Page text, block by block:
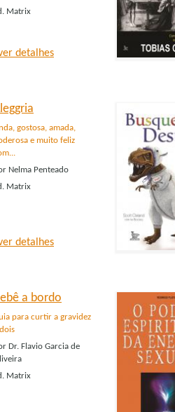
Matrix
detalhes
gostosa, amada,
e muito feliz
Nelma Penteado
Matrix
detalhes
a bordo
para curtir a gravidez
Dr. Flavio Garcia de
Matrix